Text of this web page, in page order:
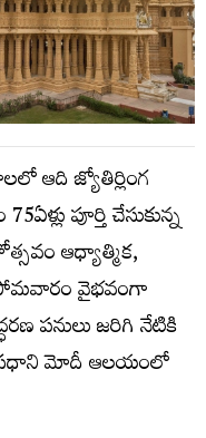
ఆది జ్యోతిర్లింగ
పూర్తి చేసుకున్న
ఆధ్యాత్మిక,
వైభవంగా
పనులు జరిగి నేటికి
ప్రధాని మోదీ ఆలయంలో